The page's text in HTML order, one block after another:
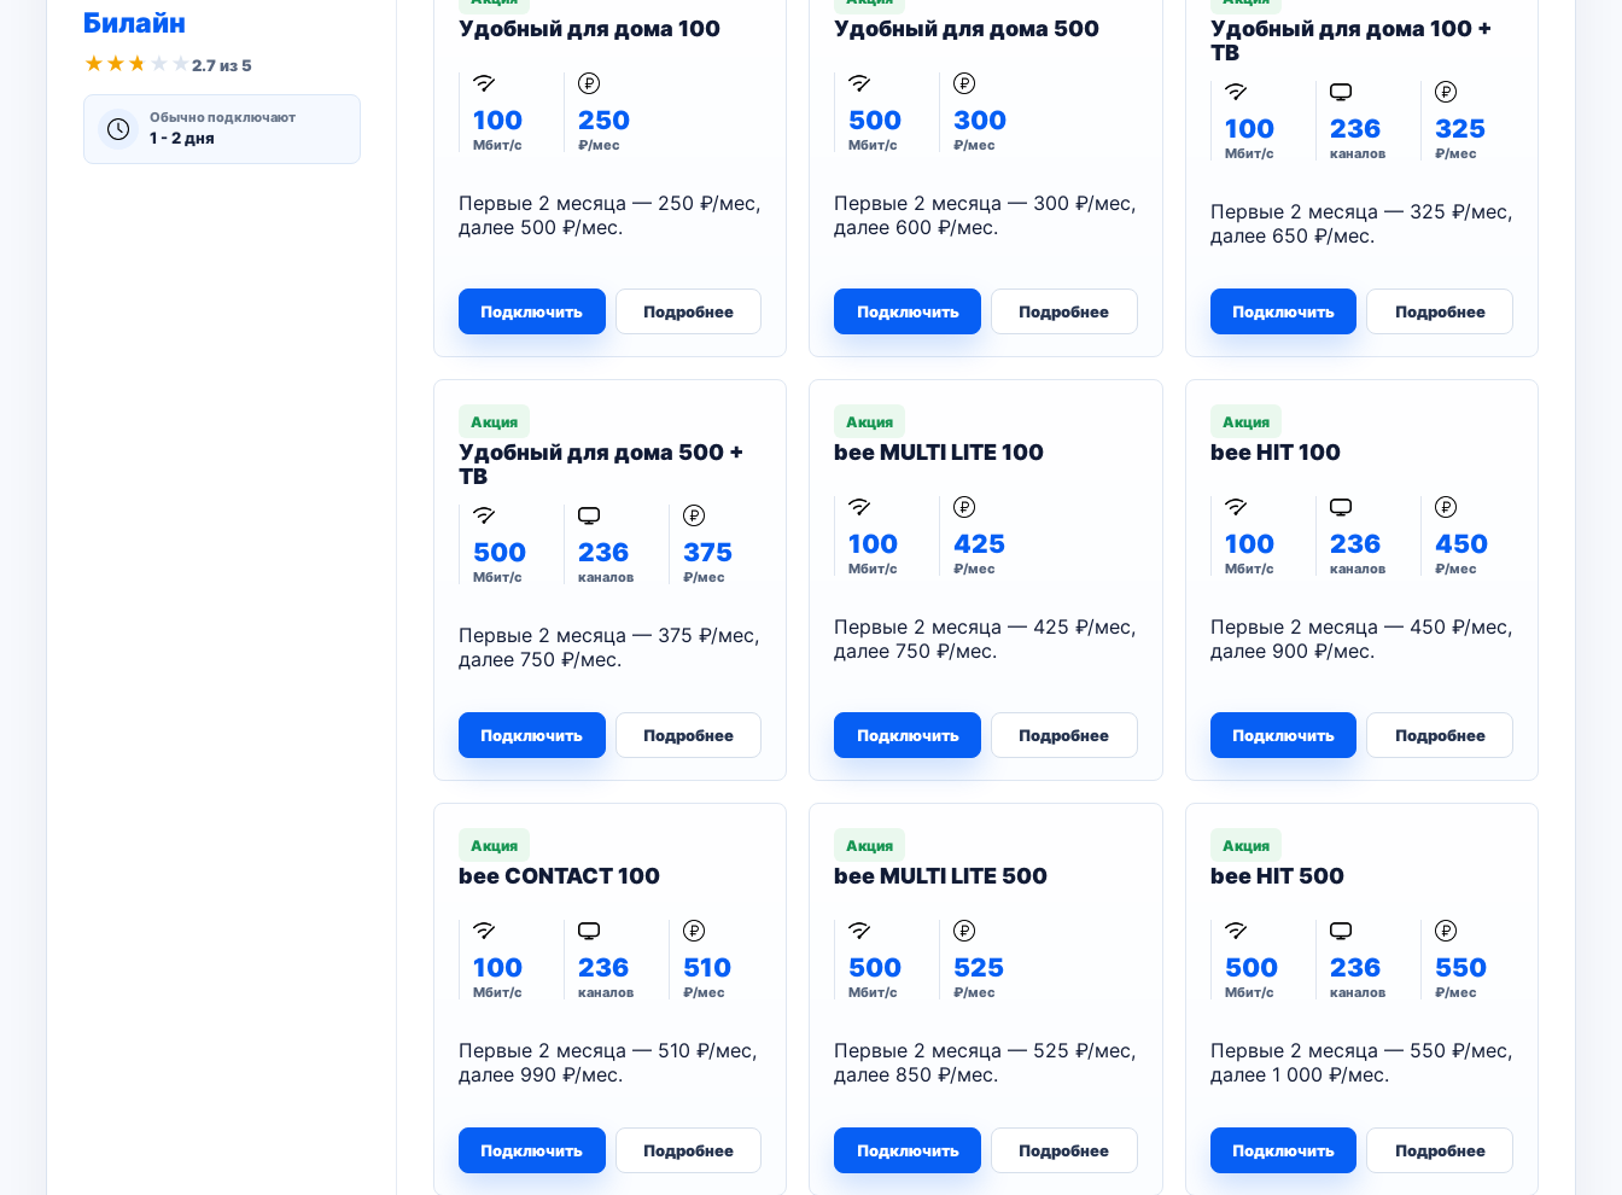
Билайн
★ ★ ★ ★ ★2.7 из 5
Обычно подключают
1 - 2 дня
Удобный для дома 100
100
Мбит/с
250
₽/мес
Первые 2 месяца — 250 ₽/мес,
далее 500 ₽/мес.
Подключить Подробнее
Удобный для дома 500
500
Мбит/с
300
₽/мес
Первые 2 месяца — 300 ₽/мес,
далее 600 ₽/мес.
Подключить Подробнее
Удобный для дома 100 +
ТВ
100
Мбит/с
236
каналов
325
₽/мес
Первые 2 месяца — 325 ₽/мес,
далее 650 ₽/мес.
Подключить Подробнее
Акция
Удобный для дома 500 +
ТВ
500
Мбит/с
236
каналов
375
₽/мес
Первые 2 месяца — 375 ₽/мес,
далее 750 ₽/мес.
Подключить Подробнее
Акция
bee MULTI LITE 100
100
Мбит/с
425
₽/мес
Первые 2 месяца — 425 ₽/мес,
далее 750 ₽/мес.
Подключить Подробнее
Акция
bee HIT 100
100
Мбит/с
236
каналов
450
₽/мес
Первые 2 месяца — 450 ₽/мес,
далее 900 ₽/мес.
Подключить Подробнее
Акция
bee CONTACT 100
100
Мбит/с
236
каналов
510
₽/мес
Первые 2 месяца — 510 ₽/мес,
далее 990 ₽/мес.
Подключить Подробнее
Акция
bee MULTI LITE 500
500
Мбит/с
525
₽/мес
Первые 2 месяца — 525 ₽/мес,
далее 850 ₽/мес.
Подключить Подробнее
Акция
bee HIT 500
500
Мбит/с
236
каналов
550
₽/мес
Первые 2 месяца — 550 ₽/мес,
далее 1 000 ₽/мес.
Подключить Подробнее